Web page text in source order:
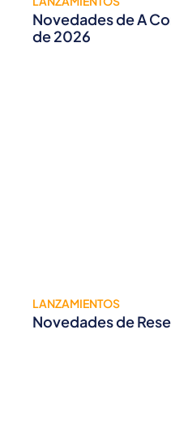
Novedades de A
de 2026
LANZAMIENTOS
Novedades de